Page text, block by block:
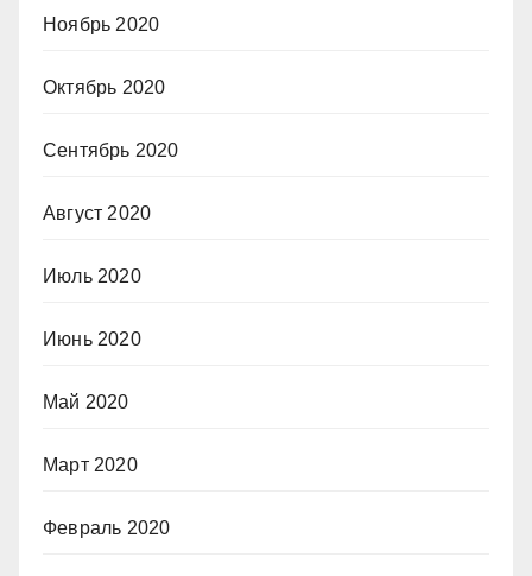
Ноябрь 2020
Октябрь 2020
Сентябрь 2020
Август 2020
Июль 2020
Июнь 2020
Май 2020
Март 2020
Февраль 2020